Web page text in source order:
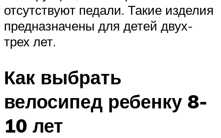
отсутствуют педали. Такие изделия
предназначены для детей двух-
трех лет.
Как выбрать
велосипед ребенку 8-
10 лет